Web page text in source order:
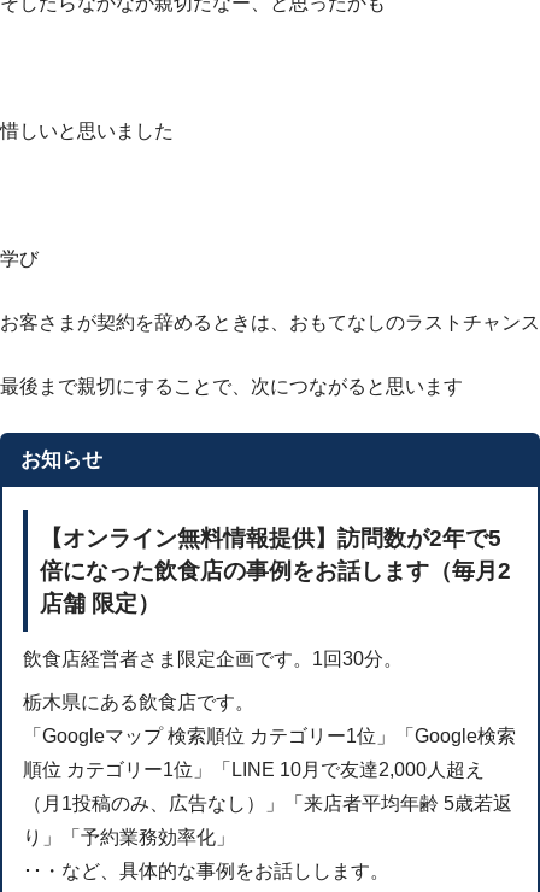
惜しいと思いました
学び
お客さまが契約を辞めるときは、おもてなしのラストチャンス
最後まで親切にすることで、次につながると思います
お知らせ
【オンライン無料情報提供】訪問数が2年で5
倍になった飲食店の事例をお話します（毎月2
店舗 限定）
飲食店経営者さま限定企画です。1回30分。
栃木県にある飲食店です。
「Googleマップ 検索順位 カテゴリー1位」「Google検索
順位 カテゴリー1位」「LINE 10月で友達2,000人超え
（月1投稿のみ、広告なし）」「来店者平均年齢 5歳若返
り」「予約業務効率化」
･･・など、具体的な事例をお話しします。